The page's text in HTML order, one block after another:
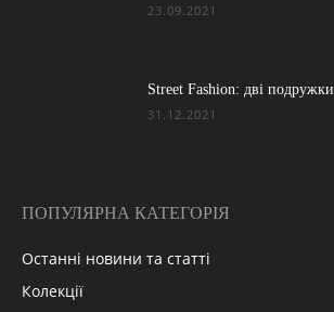
23.09.2021
Street Fashion: дві подружки
31.12.2021
ПОПУЛЯРНА КАТЕГОРІЯ
Останні новини та статті
Колекції